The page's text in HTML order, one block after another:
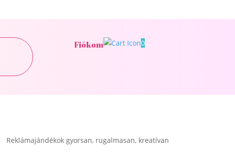
Fiókom 0
Reklámajándékok gyorsan, rugalmasan, kreatívan